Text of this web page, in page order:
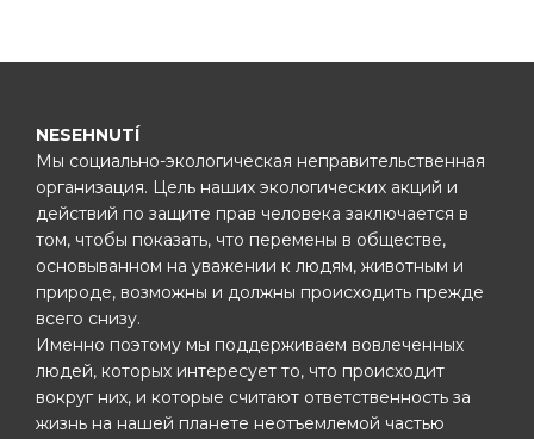
NESEHNUTÍ
Мы социально-экологическая неправительственная
организация. Цель наших экологических акций и
действий по защите прав человека заключается в
том, чтобы показать, что перемены в обществе,
основыванном на уважении к людям, животным и
природе, возможны и должны происходить прежде
всего снизу.
Именно поэтому мы поддерживаем вовлеченных
людей, которых интересует то, что происходит
вокруг них, и которые считают ответственность за
жизнь на нашей планете неотъемлемой частью